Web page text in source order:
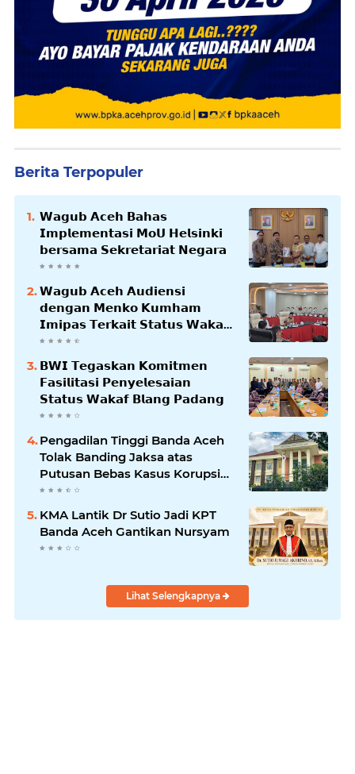
Berita Terpopuler
𝗪𝗮𝗴𝘂𝗯 𝗔𝗰𝗲𝗵 𝗕𝗮𝗵𝗮𝘀
𝗜𝗺𝗽𝗹𝗲𝗺𝗲𝗻𝘁𝗮𝘀𝗶 𝗠𝗼𝗨 𝗛𝗲𝗹𝘀𝗶𝗻𝗸𝗶
𝗯𝗲𝗿𝘀𝗮𝗺𝗮 𝗦𝗲𝗸𝗿𝗲𝘁𝗮𝗿𝗶𝗮𝘁 𝗡𝗲𝗴𝗮𝗿𝗮
𝗪𝗮𝗴𝘂𝗯 𝗔𝗰𝗲𝗵 𝗔𝘂𝗱𝗶𝗲𝗻𝘀𝗶
𝗱𝗲𝗻𝗴𝗮𝗻 𝗠𝗲𝗻𝗸𝗼 𝗞𝘂𝗺𝗵𝗮𝗺
𝗜𝗺𝗶𝗽𝗮𝘀 𝗧𝗲𝗿𝗸𝗮𝗶𝘁 𝗦𝘁𝗮𝘁𝘂𝘀 𝗪𝗮𝗸𝗮𝗳
𝗕𝗹𝗮𝗻𝗴𝗽𝗮𝗱𝗮𝗻𝗴
𝗕𝗪𝗜 𝗧𝗲𝗴𝗮𝘀𝗸𝗮𝗻 𝗞𝗼𝗺𝗶𝘁𝗺𝗲𝗻
𝗙𝗮𝘀𝗶𝗹𝗶𝘁𝗮𝘀𝗶 𝗣𝗲𝗻𝘆𝗲𝗹𝗲𝘀𝗮𝗶𝗮𝗻
𝗦𝘁𝗮𝘁𝘂𝘀 𝗪𝗮𝗸𝗮𝗳 𝗕𝗹𝗮𝗻𝗴 𝗣𝗮𝗱𝗮𝗻𝗴
Pengadilan Tinggi Banda Aceh
Tolak Banding Jaksa atas
Putusan Bebas Kasus Korupsi
Wastafel
KMA Lantik Dr Sutio Jadi KPT
Banda Aceh Gantikan Nursyam
Lihat Selengkapnya